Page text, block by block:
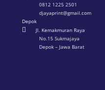
0812 1225 2501
djayaprint@gmail.com
Depok

Jl. Kemakmuran Raya
No.15 Sukmajaya
Depok – Jawa Barat